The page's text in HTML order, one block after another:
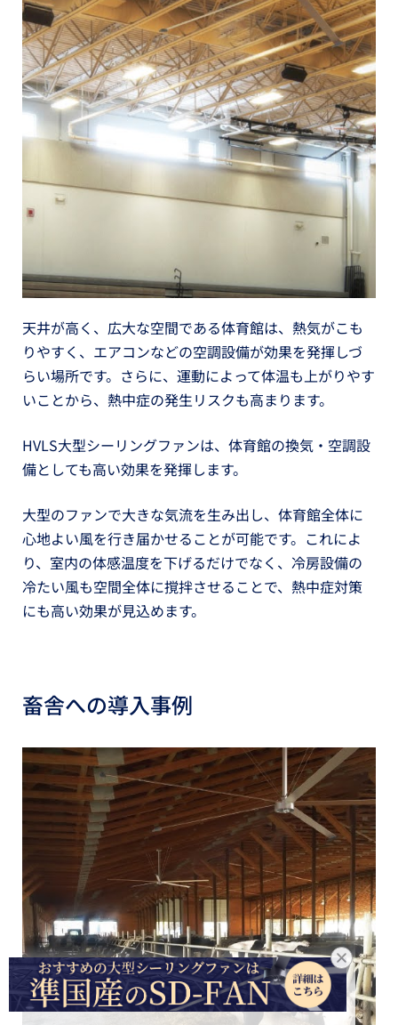
天井が高く、広大な空間である体育館は、熱気がこも
りやすく、エアコンなどの空調設備が効果を発揮しづ
らい場所です。さらに、運動によって体温も上がりやす
いことから、熱中症の発生リスクも高まります。
HVLS大型シーリングファンは、体育館の換気・空調設
備としても高い効果を発揮します。
大型のファンで大きな気流を生み出し、体育館全体に
心地よい風を行き届かせることが可能です。これによ
り、室内の体感温度を下げるだけでなく、冷房設備の
冷たい風も空間全体に撹拌させることで、熱中症対策
にも高い効果が見込めます。
畜舎への導入事例